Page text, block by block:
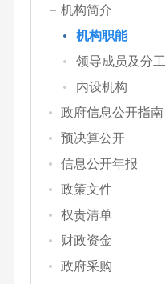
机构简介
机构职能
领导成员及分工
内设机构
政府信息公开指南
预决算公开
信息公开年报
政策文件
权责清单
财政资金
政府采购